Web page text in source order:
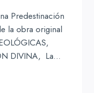
Predestinación
la obra original
DIVINA, La…